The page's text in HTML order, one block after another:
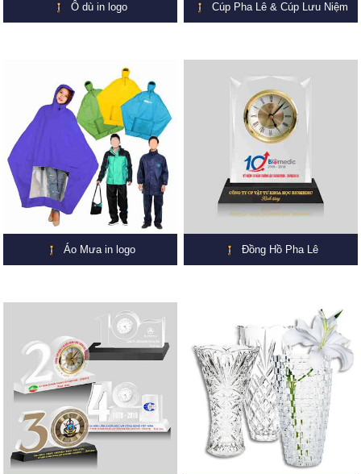
Ô dù in logo Cúp Pha Lê & Cúp Lưu Niệm
Áo Mưa in logo Đồng Hồ Pha Lê